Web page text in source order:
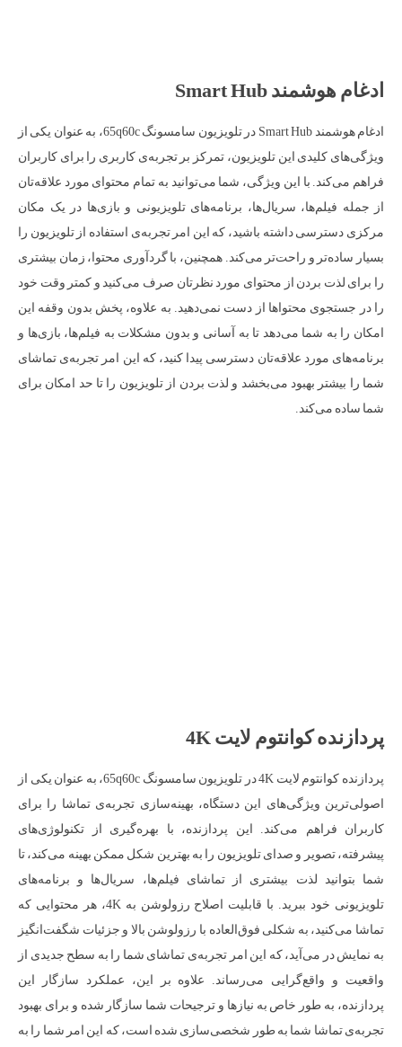
ادغام هوشمند Smart Hub
ادغام هوشمند Smart Hub در تلویزیون سامسونگ 65q60c، به عنوان یکی از
ویژگی‌های کلیدی این تلویزیون، تمرکز بر تجربه‌ی کاربری را برای کاربران
فراهم می‌کند. با این ویژگی، شما می‌توانید به تمام محتوای مورد علاقه‌تان
از جمله فیلم‌ها، سریال‌ها، برنامه‌های تلویزیونی و بازی‌ها در یک مکان
مرکزی دسترسی داشته باشید، که این امر تجربه‌ی استفاده از تلویزیون را
بسیار ساده‌تر و راحت‌تر می‌کند. همچنین، با گردآوری محتوا، زمان بیشتری
را برای لذت بردن از محتوای مورد نظرتان صرف می‌کنید و کمتر وقت خود
را در جستجوی محتواها از دست نمی‌دهید. به علاوه، پخش بدون وقفه این
امکان را به شما می‌دهد تا به آسانی و بدون مشکلات به فیلم‌ها، بازی‌ها و
برنامه‌های مورد علاقه‌تان دسترسی پیدا کنید، که این امر تجربه‌ی تماشای
شما را بیشتر بهبود می‌بخشد و لذت بردن از تلویزیون را تا حد امکان برای
شما ساده می‌کند.
پردازنده کوانتوم لایت 4K
پردازنده کوانتوم لایت 4K در تلویزیون سامسونگ 65q60c، به عنوان یکی از
اصولی‌ترین ویژگی‌های این دستگاه، بهینه‌سازی تجربه‌ی تماشا را برای
کاربران فراهم می‌کند. این پردازنده، با بهره‌گیری از تکنولوژی‌های
پیشرفته، تصویر و صدای تلویزیون را به بهترین شکل ممکن بهینه می‌کند، تا
شما بتوانید لذت بیشتری از تماشای فیلم‌ها، سریال‌ها و برنامه‌های
تلویزیونی خود ببرید. با قابلیت اصلاح رزولوشن به 4K، هر محتوایی که
تماشا می‌کنید، به شکلی فوق‌العاده با رزولوشن بالا و جزئیات شگفت‌انگیز
به نمایش در می‌آید، که این امر تجربه‌ی تماشای شما را به سطح جدیدی از
واقعیت و واقع‌گرایی می‌رساند. علاوه بر این، عملکرد سازگار این
پردازنده، به طور خاص به نیازها و ترجیحات شما سازگار شده و برای بهبود
تجربه‌ی تماشا شما به طور شخصی‌سازی شده است، که این امر شما را به